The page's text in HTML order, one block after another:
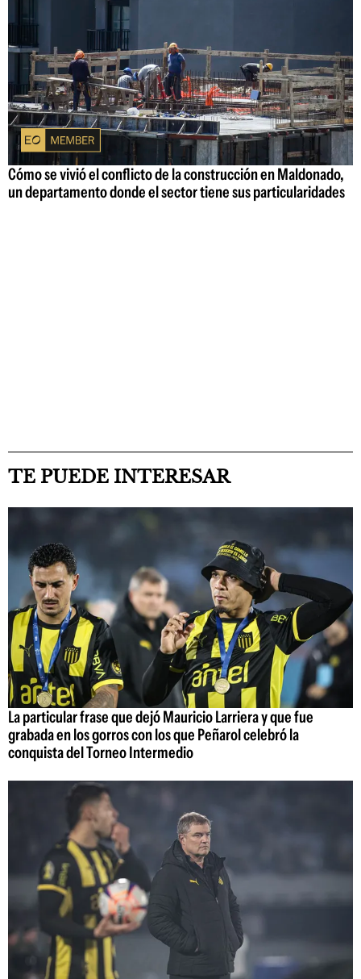
Cómo se vivió el conflicto de la construcción en Maldonado,
un departamento donde el sector tiene sus particularidades
TE PUEDE INTERESAR
La particular frase que dejó Mauricio Larriera y que fue
grabada en los gorros con los que Peñarol celebró la
conquista del Torneo Intermedio